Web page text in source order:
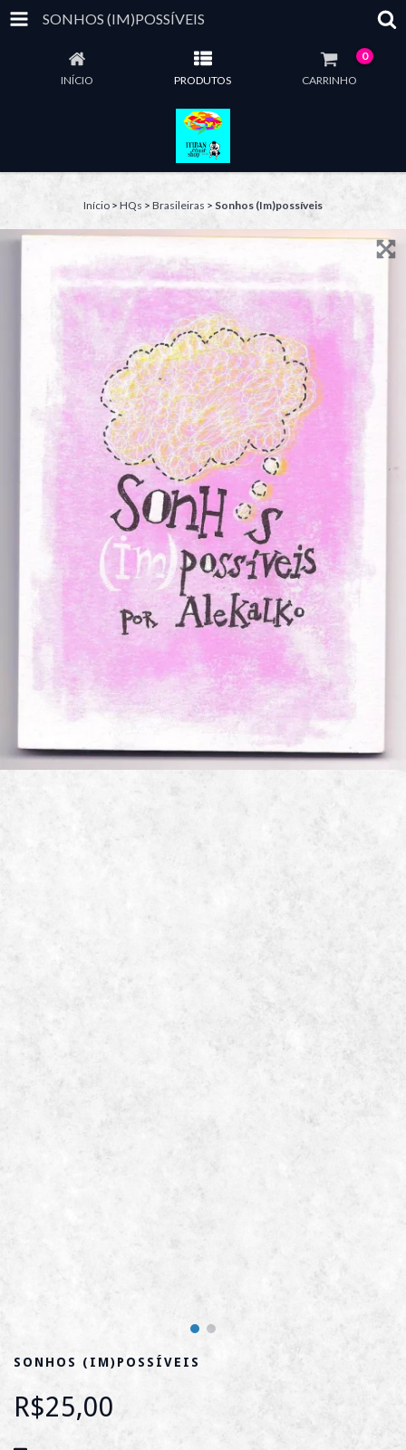
SONHOS (IM)POSSÍVEIS
INÍCIO PRODUTOS CARRINHO
0
Início > HQs > Brasileiras > Sonhos (Im)possíveis
SONHOS (IM)POSSÍVEIS
R$25,00